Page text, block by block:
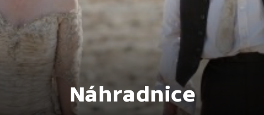
Náhradnice